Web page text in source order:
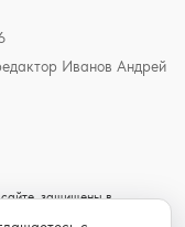
Иванов Андрей
защищены в
об авторском